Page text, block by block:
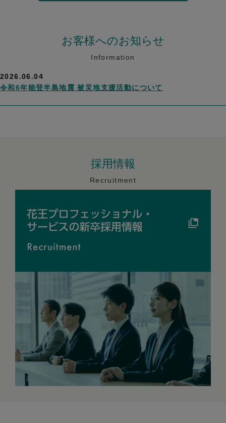
お客様へのお知らせ
Information
2026.06.04
令和6年能登半島地震 被災地支援活動について
採用情報
Recruitment